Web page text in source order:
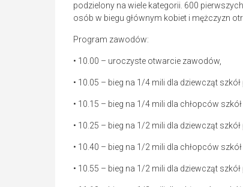
podzielony na wiele kategorii. 600
osób w biegu głównym kobiet i mężczyzn
Program zawodów:
• 10.00 – uroczyste otwarcie zawodów,
• 10.05 – bieg na 1/4 mili dla dziewcząt
• 10.15 – bieg na 1/4 mili dla chłopców
• 10.25 – bieg na 1/2 mili dla dziewcząt
• 10.40 – bieg na 1/2 mili dla chłopców
• 10.55 – bieg na 1/2 mili dla dziewcząt